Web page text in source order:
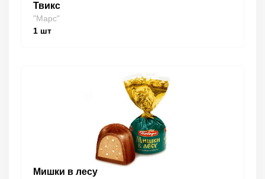
Твикс
"Марс"
1 шт
Мишки в лесу